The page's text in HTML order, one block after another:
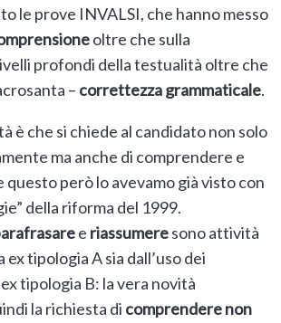
le prove INVALSI, che hanno messo
oltre che sulla
profondi della testualità oltre che
– correttezza grammaticale.
è che si chiede al candidato non solo
ma anche di comprendere e
però lo avevamo già visto con
della riforma del 1999.
e riassumeresono attività
ex tipologia A sia dall’uso dei
tipologia B: la vera novità
la richiesta di comprendere non